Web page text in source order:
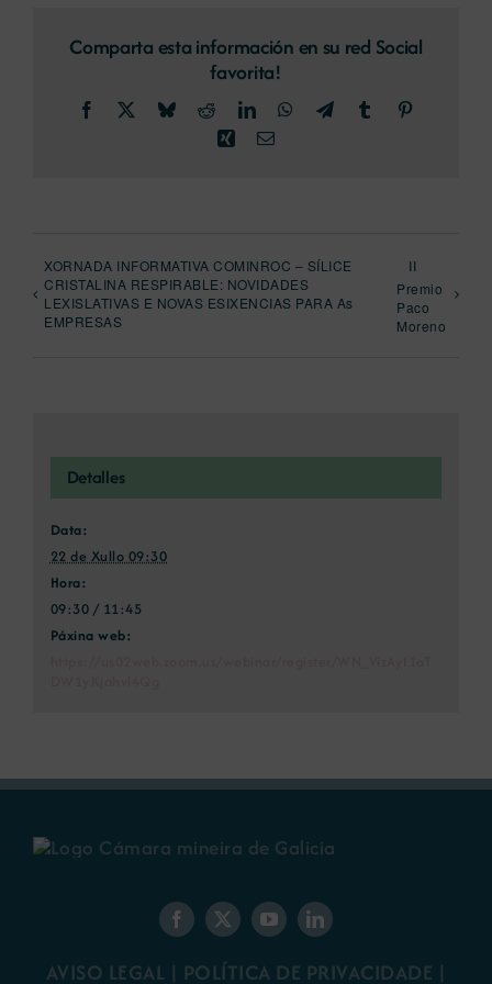
Comparta esta información en su red Social
favorita!
Facebook BlueskyRedditLinkedInWhatsApp
TelegramTumblr
XingEmail
XORNADA INFORMATIVA COMINROC – SÍLICE
CRISTALINA RESPIRABLE: NOVIDADES
LEXISLATIVAS E NOVAS ESIXENCIAS PARA As
EMPRESAS
II
Premio
Paco
Moreno
Detalles
Data:
22 de Xullo 09:30
Hora:
09:30 / 11:45
Páxina web:
AVISO LEGAL | POLÍTICA DE PRIVACIDADE |